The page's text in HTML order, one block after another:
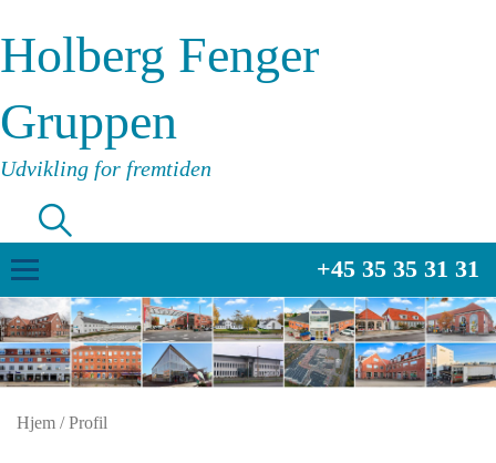
Holberg Fenger
Gruppen
Udvikling for fremtiden
+45 35 35 31 31
Hjem /Profil